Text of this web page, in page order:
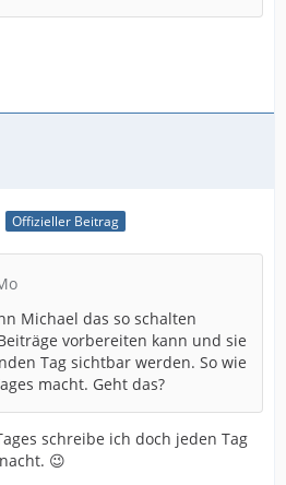
Offizieller Beitrag
Michael das so schalten
vorbereiten kann und sie
Tag sichtbar werden. So wie
macht. Geht das?
schreibe ich doch jeden Tag
😉